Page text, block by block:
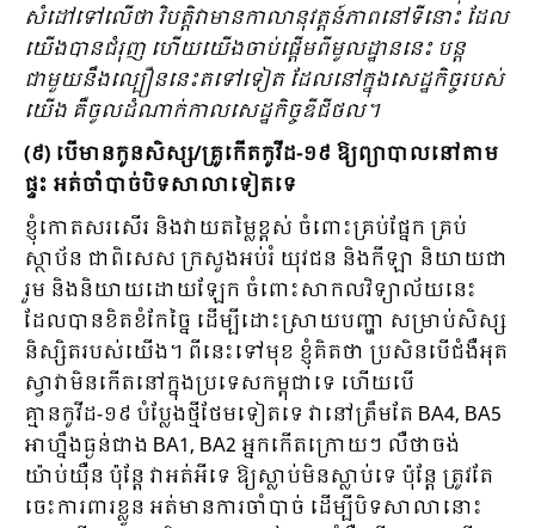
សំដៅទៅលើថា វិបត្តិវាមានកាលានុវត្តន៍ភាពនៅទីនោះ ដែល
យើងបានជំរុញ ហើយយើងចាប់ផ្តើមពីមូលដ្ឋាននេះ បន្ត
ជាមួយនឹងល្បឿននេះតទៅទៀត ដែលនៅក្នុងសេដ្ឋកិច្ចរបស់
យើង គឺចូលដំណាក់កាលសេដ្ឋកិច្ចឌីជីថល។
(៩) បើមានកូនសិស្ស/គ្រូកើតកូវីដ-១៩ ឱ្យព្យាបាលនៅតាម
ផ្ទះ អត់ចាំបាច់បិទសាលាទៀតទេ
ខ្ញុំកោតសរសើរ និងវាយតម្លៃខ្ពស់ ចំពោះគ្រប់ផ្នែក គ្រប់
ស្ថាប័ន ជាពិសេស ក្រសួងអប់រំ យុវជន និងកីឡា និយាយជា
រួម និងនិយាយដោយឡែក ចំពោះសាកលវិទ្យាល័យនេះ
ដែលបានខិតខំកែច្នៃ ដើម្បីដោះស្រាយបញ្ហា សម្រាប់សិស្ស
និស្សិតរបស់យើង។ ពីនេះទៅមុខ ខ្ញុំគិតថា ប្រសិនបើជំងឺអុត
ស្វាវាមិនកើតនៅក្នុងប្រទេសកម្ពុជាទេ ហើយបើ
គ្មានកូវីដ-១៩ បំប្លែងថ្មីថែមទៀតទេ វានៅត្រឹមតែ BA4, BA5
អាហ្នឹងធ្ងន់ជាង BA1, BA2 អ្នកកើតក្រោយៗ លឺថាចង់
យ៉ាប់យ៉ឺន ប៉ុន្តែ វាអត់អីទេ ឱ្យស្លាប់មិនស្លាប់ទេ ប៉ុន្តែ ត្រូវតែ
ចេះការពារខ្លួន អត់មានការចាំបាច់ ដើម្បីបិទសាលានោះ